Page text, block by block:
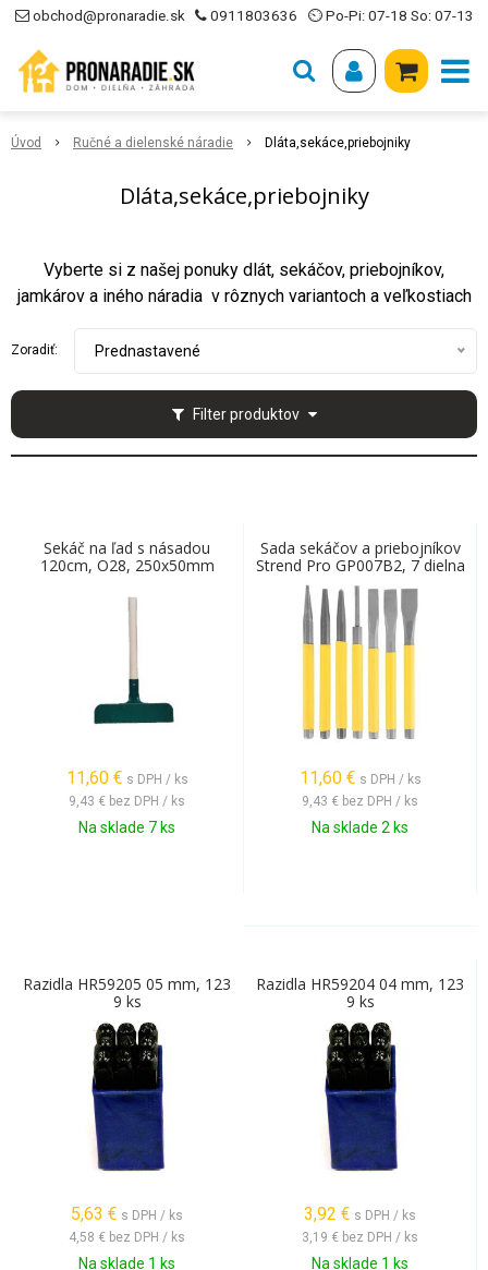
obchod@pronaradie.sk 0911803636 ⏲ Po-Pi: 07-18 So: 07-13
Úvod Ručné a dielenské náradie Dláta,sekáce,priebojniky
Dláta,sekáce,priebojniky
Vyberte si z našej ponuky dlát, sekáčov, priebojníkov,
jamkárov a iného náradia v rôznych variantoch a veľkostiach
Filter produktov
Zoradiť: Prednastavené
Sekáč na ľad s násadou
120cm, O28, 250x50mm
11,60 € s DPH / ks
9,43 € bez DPH / ks
Na sklade 7 ks
Sada sekáčov a priebojníkov
Strend Pro GP007B2, 7 dielna
11,60 € s DPH / ks
9,43 € bez DPH / ks
Na sklade 2 ks
Razidla HR59205 05 mm, 123
9 ks
5,63 € s DPH / ks
4,58 € bez DPH / ks
Na sklade 1 ks
Razidla HR59204 04 mm, 123
9 ks
3,92 € s DPH / ks
3,19 € bez DPH / ks
Na sklade 1 ks